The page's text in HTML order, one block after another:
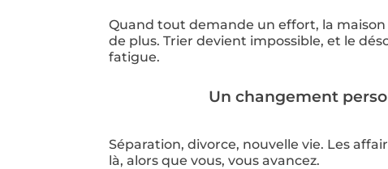
Quand tout demande un effort, la
de plus. Trier devient impossible, et le
fatigue.
Un changement
Séparation, divorce, nouvelle vie. Les
là, alors que vous, vous avancez.